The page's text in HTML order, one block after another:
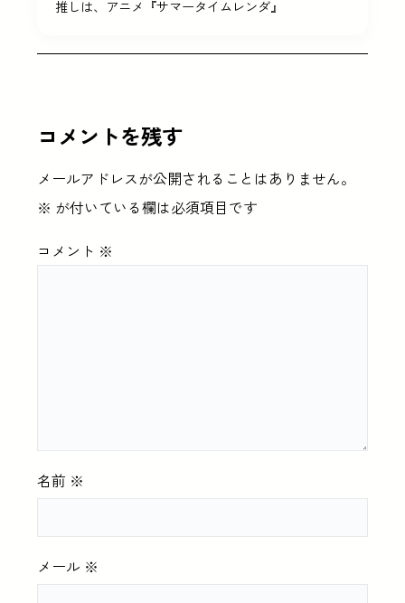
推しは、アニメ『サマータイムレンダ』
コメントを残す
メールアドレスが公開されることはありません。
※ が付いている欄は必須項目です
コメント ※
名前 ※
メール ※